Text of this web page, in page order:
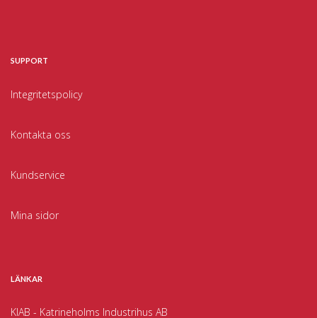
SUPPORT
Integritetspolicy
Kontakta oss
Kundservice
Mina sidor
LÄNKAR
KIAB - Katrineholms Industrihus AB